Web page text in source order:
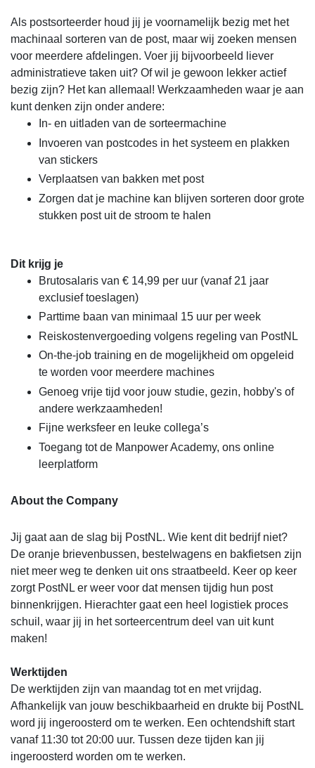
Als postsorteerder houd jij je voornamelijk bezig met het
machinaal sorteren van de post, maar wij zoeken mensen
voor meerdere afdelingen. Voer jij bijvoorbeeld liever
administratieve taken uit? Of wil je gewoon lekker actief
bezig zijn? Het kan allemaal! Werkzaamheden waar je aan
kunt denken zijn onder andere:
In- en uitladen van de sorteermachine
Invoeren van postcodes in het systeem en plakken
van stickers
Verplaatsen van bakken met post
Zorgen dat je machine kan blijven sorteren door grote
stukken post uit de stroom te halen
Dit krijg je
Brutosalaris van € 14,99 per uur (vanaf 21 jaar
exclusief toeslagen)
Parttime baan van minimaal 15 uur per week
Reiskostenvergoeding volgens regeling van PostNL
On-the-job training en de mogelijkheid om opgeleid
te worden voor meerdere machines
Genoeg vrije tijd voor jouw studie, gezin, hobby's of
andere werkzaamheden!
Fijne werksfeer en leuke collega’s
Toegang tot de Manpower Academy, ons online
leerplatform
About the Company
Jij gaat aan de slag bij PostNL. Wie kent dit bedrijf niet?
De oranje brievenbussen, bestelwagens en bakfietsen zijn
niet meer weg te denken uit ons straatbeeld. Keer op keer
zorgt PostNL er weer voor dat mensen tijdig hun post
binnenkrijgen. Hierachter gaat een heel logistiek proces
schuil, waar jij in het sorteercentrum deel van uit kunt
maken!
Werktijden
De werktijden zijn van maandag tot en met vrijdag.
Afhankelijk van jouw beschikbaarheid en drukte bij PostNL
word jij ingeroosterd om te werken. Een ochtendshift start
vanaf 11:30 tot 20:00 uur. Tussen deze tijden kan jij
ingeroosterd worden om te werken.